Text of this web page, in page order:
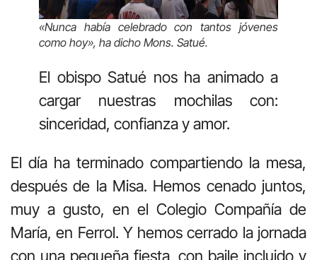
«Nunca había celebrado con tantos jóvenes
como hoy», ha dicho Mons. Satué.
El obispo Satué nos ha animado a
cargar nuestras mochilas con:
sinceridad, confianza y amor.
El día ha terminado compartiendo la mesa,
después de la Misa. Hemos cenado juntos,
muy a gusto, en el Colegio Compañía de
María, en Ferrol. Y hemos cerrado la jornada
con una pequeña fiesta, con baile incluido y